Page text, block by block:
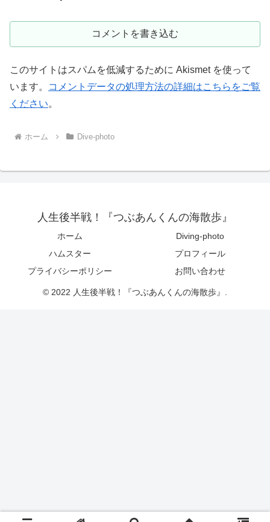
コメントを書き込む
このサイトはスパムを低減するために Akismet を使って
います。
コメントデータの処理方法の詳細はこちらをご覧
ください。
ホーム Dive-photo
人生後半戦！『つぶあんくんの海散歩』
ホーム
Diving-photo
ハムスター
プロフィール
プライバシーポリシー
お問い合わせ
© 2022 人生後半戦！『つぶあんくんの海散歩』.